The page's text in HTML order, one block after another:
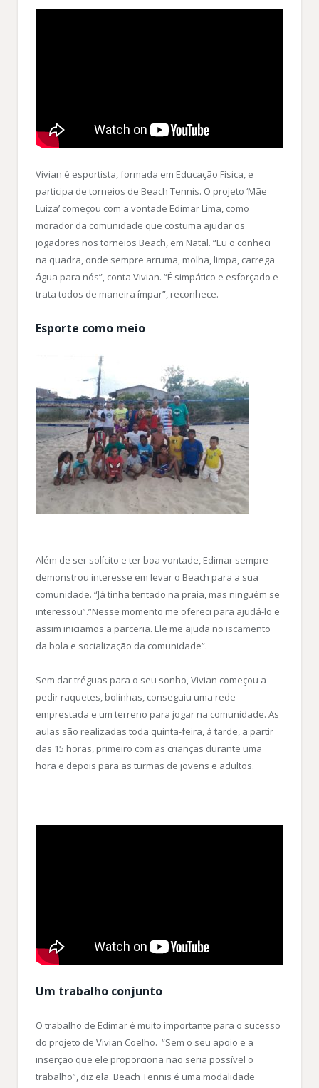
Vivian é esportista, formada em Educação Física, e
participa de torneios de Beach Tennis. O projeto ‘Mãe
Luiza’ começou com a vontade Edimar Lima, como
morador da comunidade que costuma ajudar os
jogadores nos torneios Beach, em Natal. “Eu o conheci
na quadra, onde sempre arruma, molha, limpa, carrega
água para nós”, conta Vivian. “É simpático e esforçado e
trata todos de maneira ímpar”, reconhece.
Esporte como meio
Além de ser solícito e ter boa vontade, Edimar sempre
demonstrou interesse em levar o Beach para a sua
comunidade. “Já tinha tentado na praia, mas ninguém se
interessou”.”Nesse momento me ofereci para ajudá-lo e
assim iniciamos a parceria. Ele me ajuda no iscamento
da bola e socialização da comunidade”.
Sem dar tréguas para o seu sonho, Vivian começou a
pedir raquetes, bolinhas, conseguiu uma rede
emprestada e um terreno para jogar na comunidade. As
aulas são realizadas toda quinta-feira, à tarde, a partir
das 15 horas, primeiro com as crianças durante uma
hora e depois para as turmas de jovens e adultos.
Um trabalho conjunto
O trabalho de Edimar é muito importante para o sucesso
do projeto de Vivian Coelho. “Sem o seu apoio e a
inserção que ele proporciona não seria possível o
trabalho”, diz ela. Beach Tennis é uma modalidade